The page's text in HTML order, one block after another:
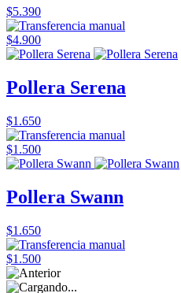
$5.390
$4.900
Pollera Serena
$1.650
$1.500
Pollera Swann
$1.650
$1.500